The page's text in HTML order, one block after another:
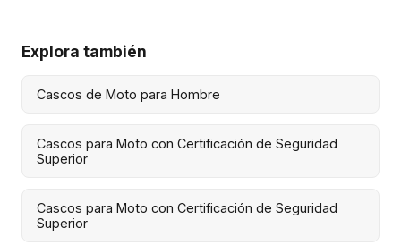
Explora también
Cascos de Moto para Hombre
Cascos para Moto con Certificación de Seguridad
Superior
Cascos para Moto con Certificación de Seguridad
Superior